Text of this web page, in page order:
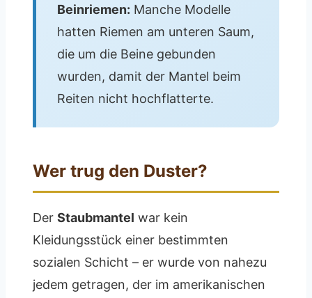
Beinriemen: Manche Modelle
hatten Riemen am unteren Saum,
die um die Beine gebunden
wurden, damit der Mantel beim
Reiten nicht hochflatterte.
Wer trug den Duster?
Der Staubmantel war kein
Kleidungsstück einer bestimmten
sozialen Schicht – er wurde von nahezu
jedem getragen, der im amerikanischen